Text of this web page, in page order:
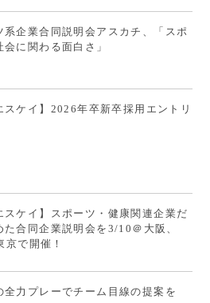
系企業合同説明会アスカチ、「スポ
会に関わる面白さ」
スケイ】2026年卒新卒採用エントリ
スケイ】スポーツ・健康関連企業だ
た合同企業説明会を3/10＠大阪、
で開催！
全力プレーでチーム目線の提案を